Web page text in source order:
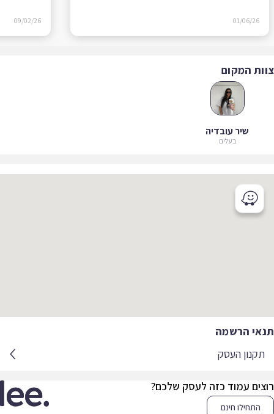
01/06/26
09/02/26
צוות המקום
שיר עובדיה
בעלים
תנאי הרשמה
תקנון העסק
רוצים עמוד כזה לעסק שלכם?
התחילו חינם